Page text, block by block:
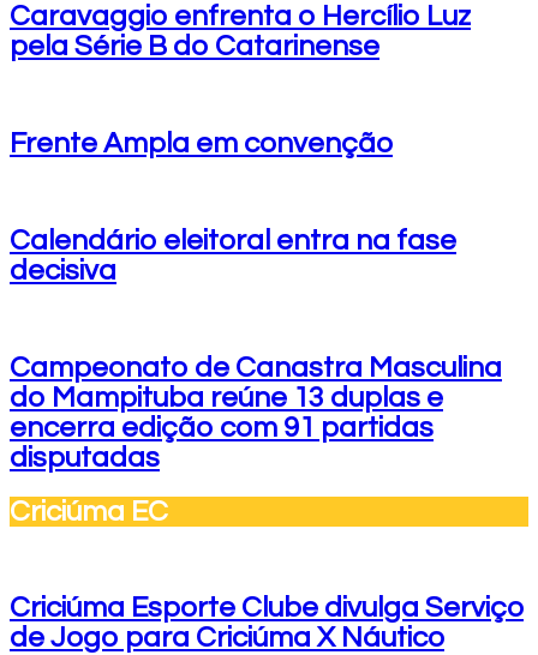
Caravaggio enfrenta o Hercílio Luz
pela Série B do Catarinense
Frente Ampla em convenção
Calendário eleitoral entra na fase
decisiva
Campeonato de Canastra Masculina
do Mampituba reúne 13 duplas e
encerra edição com 91 partidas
disputadas
Criciúma EC
Criciúma Esporte Clube divulga Serviço
de Jogo para Criciúma X Náutico